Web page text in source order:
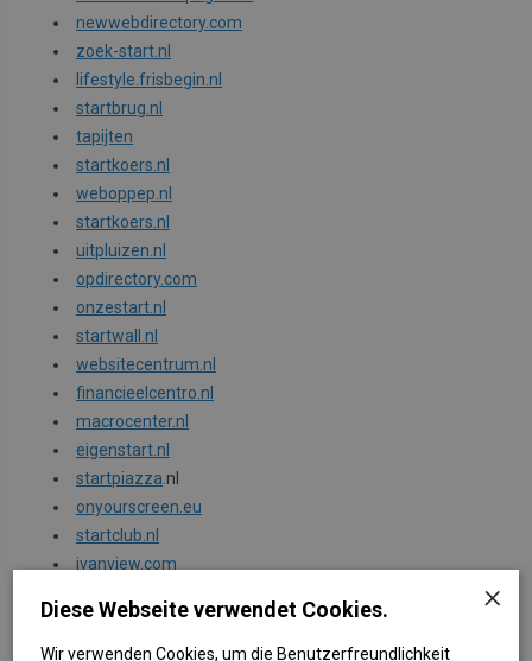
newwebdirectory.com
zoek-start.nl
lifestyle.frisbegin.nl
startbrug.nl
tapijten
startkoers.nl
weboppep.nl
startkoers.nl
uitpluizen.nl
opdirectory.com
onzestart.nl
startwall.nl
websitecentrum.nl
financieelcentro.nl
macrocenter.nl
eigenstart.nl
startpiazza .nl
onyourscreen.eu
startclub.nl
ivanview.com
primanet.nl
woon.allepaginas.nl
×
Diese Webseite verwendet Cookies.
Wir verwenden Cookies, um die Benutzerfreundlichkeit